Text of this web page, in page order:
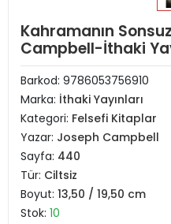
Kahramanın
Campbell-İthaki
Barkod: 9786053756910
Marka: İthaki Yayınları
Kategori: Felsefi Kitaplar
Yazar: Joseph Campbell
Sayfa: 440
Tür: Ciltsiz
Boyut: 13,50 / 19,50 cm
Stok: 10